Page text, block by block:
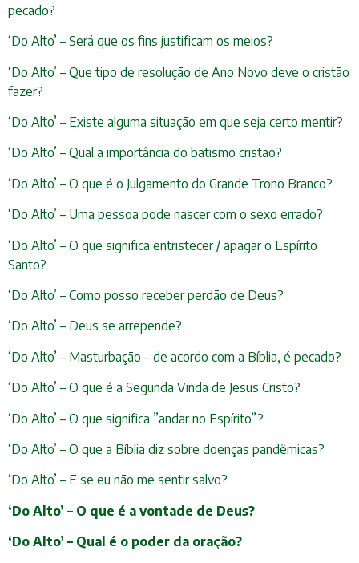
pecado?
‘Do Alto’ – Será que os fins justificam os meios?
‘Do Alto’ – Que tipo de resolução de Ano Novo deve o cristão
fazer?
‘Do Alto’ – Existe alguma situação em que seja certo mentir?
‘Do Alto’ – Qual a importância do batismo cristão?
‘Do Alto’ – O que é o Julgamento do Grande Trono Branco?
‘Do Alto’ – Uma pessoa pode nascer com o sexo errado?
‘Do Alto’ – O que significa entristecer / apagar o Espírito
Santo?
‘Do Alto’ – Como posso receber perdão de Deus?
‘Do Alto’ – Deus se arrepende?
‘Do Alto’ – Masturbação – de acordo com a Bíblia, é pecado?
‘Do Alto’ – O que é a Segunda Vinda de Jesus Cristo?
‘Do Alto’ – O que significa ”andar no Espírito”?
‘Do Alto’ – O que a Bíblia diz sobre doenças pandêmicas?
‘Do Alto’ – E se eu não me sentir salvo?
‘Do Alto’ – O que é a vontade de Deus?
‘Do Alto’ – Qual é o poder da oração?